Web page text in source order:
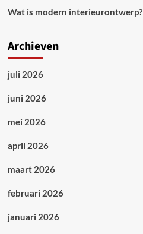
Wat is modern interieurontwerp?
Archieven
juli 2026
juni 2026
mei 2026
april 2026
maart 2026
februari 2026
januari 2026